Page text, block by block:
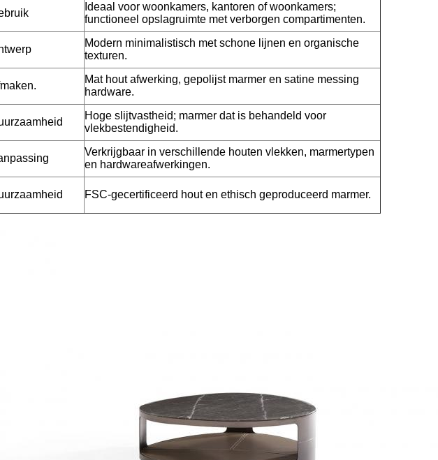
Ideaal voor woonkamers, kantoren of woonkamers;
functioneel opslagruimte met verborgen compartimenten.
Modern minimalistisch met schone lijnen en organische
texturen.
Mat hout afwerking, gepolijst marmer en satine messing
hardware.
Hoge slijtvastheid; marmer dat is behandeld voor
vlekbestendigheid.
Verkrijgbaar in verschillende houten vlekken, marmertypen
en hardwareafwerkingen.
FSC-gecertificeerd hout en ethisch geproduceerd marmer.